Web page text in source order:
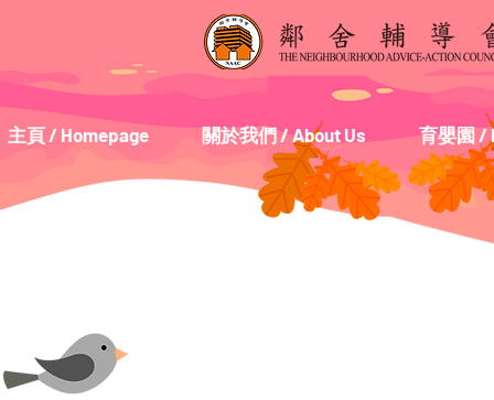
主頁 / Homepage 關於我們 / About Us 育嬰園 /